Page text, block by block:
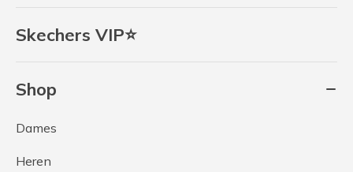
Skechers VIP⭐
Shop
Dames
Heren